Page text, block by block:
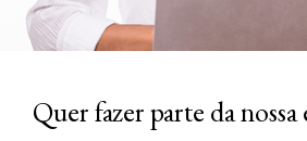
Quer fazer parte da nossa